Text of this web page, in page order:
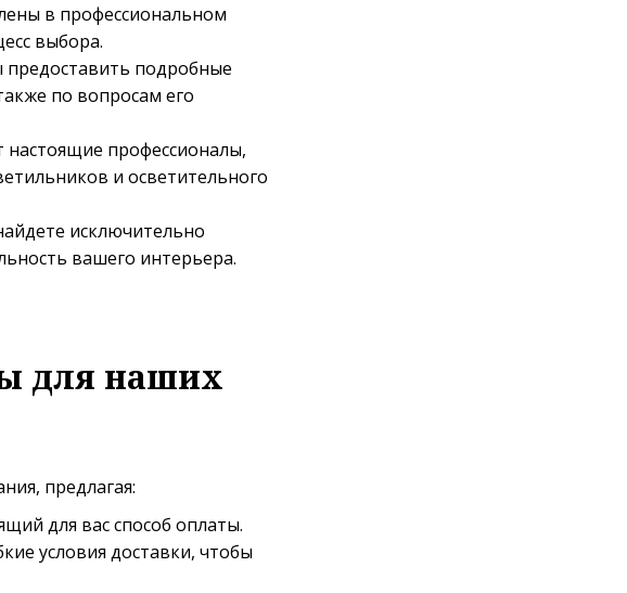
в профессиональном
выбора.
подробные
по вопросам его
профессионалы,
и осветительного
исключительно
вашего интерьера.
для наших
предлагая:
для вас способ оплаты.
условия доставки, чтобы